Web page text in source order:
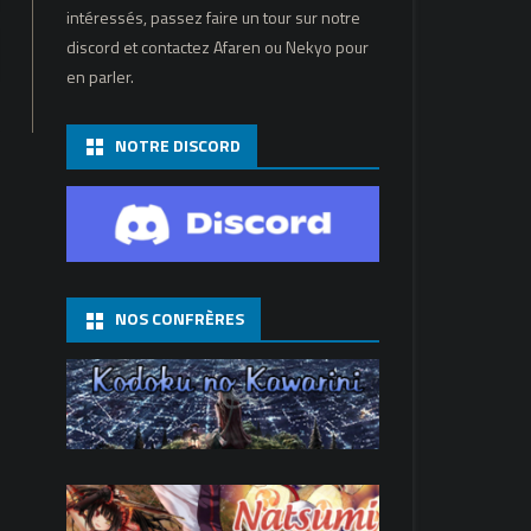
intéressés, passez faire un tour sur notre
discord et contactez Afaren ou Nekyo pour
en parler.
NOTRE DISCORD
NOS CONFRÈRES